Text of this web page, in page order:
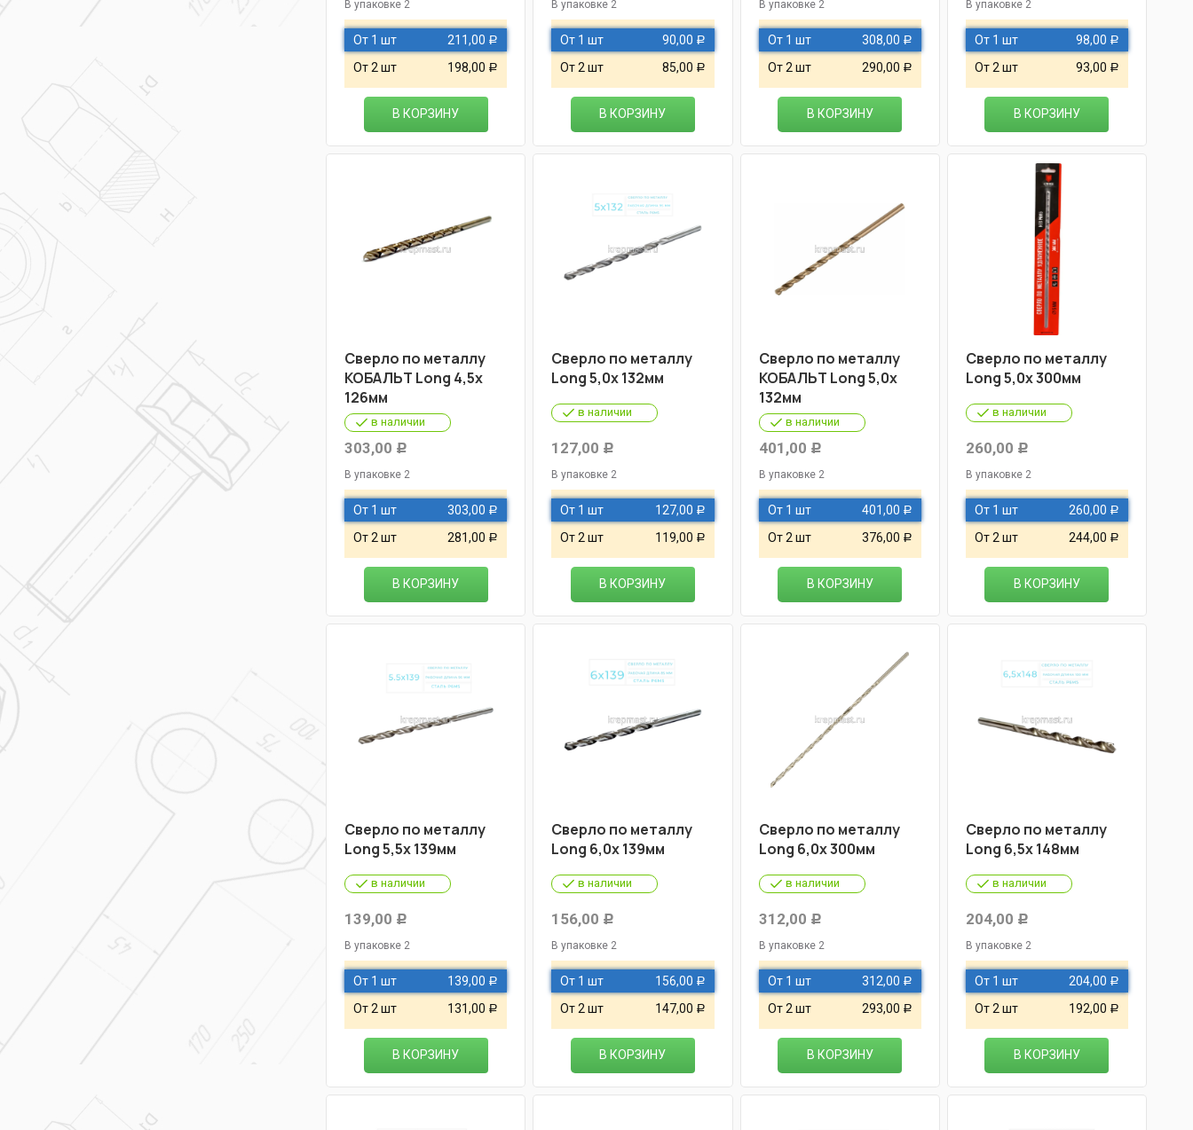
В упаковке 2
От 1 шт 211,00 Р
От 2 шт 198,00 Р
В КОРЗИНУ
В упаковке 2
От 1 шт 90,00 Р
От 2 шт 85,00 Р
В КОРЗИНУ
В упаковке 2
От 1 шт 308,00 Р
От 2 шт 290,00 Р
В КОРЗИНУ
В упаковке 2
От 1 шт 98,00 Р
От 2 шт 93,00 Р
В КОРЗИНУ
Cверло по металлу
КОБАЛЬТ Long 4,5х
126мм
в наличии
303,00 Р
В упаковке 2
От 1 шт 303,00 Р
От 2 шт 281,00 Р
В КОРЗИНУ
Cверло по металлу
Long 5,0х 132мм
в наличии
127,00 Р
В упаковке 2
От 1 шт 127,00 Р
От 2 шт 119,00 Р
В КОРЗИНУ
Cверло по металлу
КОБАЛЬТ Long 5,0х
132мм
в наличии
401,00 Р
В упаковке 2
От 1 шт 401,00 Р
От 2 шт 376,00 Р
В КОРЗИНУ
Cверло по металлу
Long 5,0х 300мм
в наличии
260,00 Р
В упаковке 2
От 1 шт 260,00 Р
От 2 шт 244,00 Р
В КОРЗИНУ
Cверло по металлу
Long 5,5х 139мм
в наличии
139,00 Р
В упаковке 2
От 1 шт 139,00 Р
От 2 шт 131,00 Р
В КОРЗИНУ
Cверло по металлу
Long 6,0х 139мм
в наличии
156,00 Р
В упаковке 2
От 1 шт 156,00 Р
От 2 шт 147,00 Р
В КОРЗИНУ
Cверло по металлу
Long 6,0х 300мм
в наличии
312,00 Р
В упаковке 2
От 1 шт 312,00 Р
От 2 шт 293,00 Р
В КОРЗИНУ
Cверло по металлу
Long 6,5х 148мм
в наличии
204,00 Р
В упаковке 2
От 1 шт 204,00 Р
От 2 шт 192,00 Р
В КОРЗИНУ